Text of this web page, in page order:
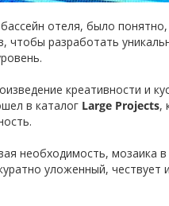
отеля, было
чтобы разработать
креативности и
в каталог Large Projects,
необходимость, мозаика
уложенный,